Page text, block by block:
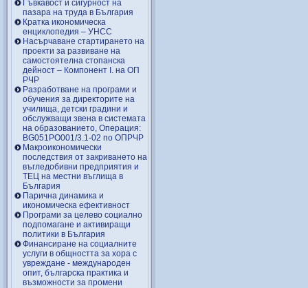
Гъвкавост и сигурност на
пазара на труда в България
Кратка икономическа
енциклопедия – УНСС
Насърчаване стартирането на
проекти за развиване на
самостоятелна стопанска
дейност – Компонент I. на ОП
РЧР
Разработване на програми и
обучения за директорите на
училища, детски градини и
обслужващи звена в системата
на образованието, Операция:
BG051PO001/3.1-02 по ОПРЧР
Макроикономически
последствия от закриването на
въгледобивни предприятия и
ТЕЦ на местни въглища в
България
Парична динамика и
икономическа ефективност
Програми за целево социално
подпомагане и активиращи
политики в България
Финансиране на социалните
услуги в общността за хора с
увреждане - международен
опит, българска практика и
възможности за промени